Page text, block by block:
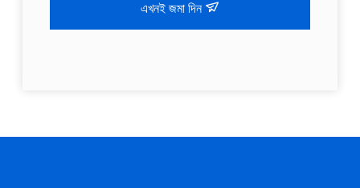
এখনই জমা দিন